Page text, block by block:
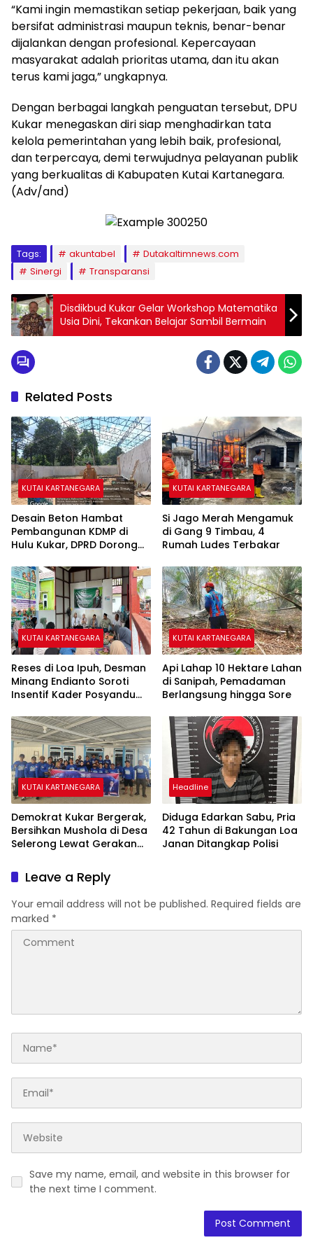
“Kami ingin memastikan setiap pekerjaan, baik yang
bersifat administrasi maupun teknis, benar-benar
dijalankan dengan profesional. Kepercayaan
masyarakat adalah prioritas utama, dan itu akan
terus kami jaga,” ungkapnya.
Dengan berbagai langkah penguatan tersebut, DPU
Kukar menegaskan diri siap menghadirkan tata
kelola pemerintahan yang lebih baik, profesional,
dan terpercaya, demi terwujudnya pelayanan publik
yang berkualitas di Kabupaten Kutai Kartanegara.
(Adv/and)
Tags: akuntabel
Dutakaltimnews.com
Sinergi
Transparansi
Disdikbud Kukar Gelar Workshop Matematika
Usia Dini, Tekankan Belajar Sambil Bermain
Related Posts
KUTAI KARTANEGARA
Desain Beton Hambat
Pembangunan KDMP di
Hulu Kukar, DPRD Dorong
KUTAI KARTANEGARA
Si Jago Merah Mengamuk
di Gang 9 Timbau, 4
Rumah Ludes Terbakar
KUTAI KARTANEGARA
Reses di Loa Ipuh, Desman
Minang Endianto Soroti
Insentif Kader Posyandu
KUTAI KARTANEGARA
Api Lahap 10 Hektare Lahan
di Sanipah, Pemadaman
Berlangsung hingga Sore
KUTAI KARTANEGARA
Demokrat Kukar Bergerak,
Bersihkan Mushola di Desa
Selerong Lewat Gerakan
Headline
Diduga Edarkan Sabu, Pria
42 Tahun di Bakungan Loa
Janan Ditangkap Polisi
Leave a Reply
Your email address will not be published. Required fields are
marked *
Save my name, email, and website in this browser for
the next time I comment.